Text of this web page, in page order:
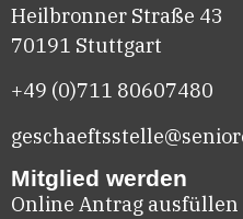
Heilbronner Straße 43
70191 Stuttgart
+49 (0)711 80607480
Mitglied werden
Online Antrag ausfüllen